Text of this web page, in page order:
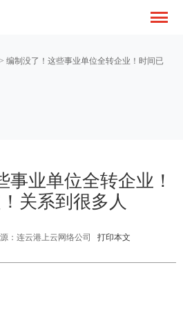
> 编制没了！这些事业单位全转企业！时间已
事业单位全转企业！
关系到很多人
：连云港上云网络公司 打印本文